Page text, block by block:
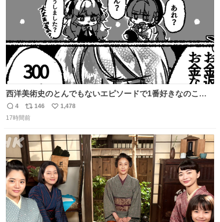
西洋美術史のとんでもないエピソードで1番好きなのこれ
モネのエピソード大体面白い #絵がみの美術史創作
返
信
4
リ
ポ
ト
数
146
い
数
1,478
17時間前